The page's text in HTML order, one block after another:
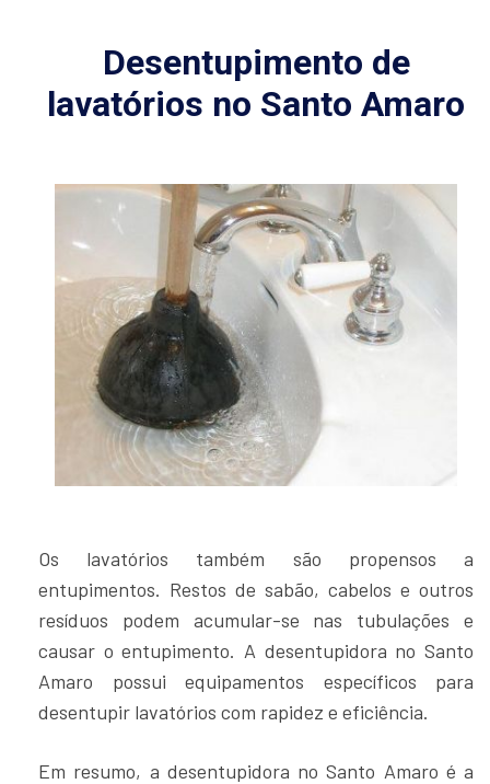
Desentupimento de
lavatórios no Santo Amaro
Os lavatórios também são propensos a
entupimentos. Restos de sabão, cabelos e outros
resíduos podem acumular-se nas tubulações e
causar o entupimento. A desentupidora no Santo
Amaro possui equipamentos específicos para
desentupir lavatórios com rapidez e eficiência.
Em resumo, a desentupidora no Santo Amaro é a